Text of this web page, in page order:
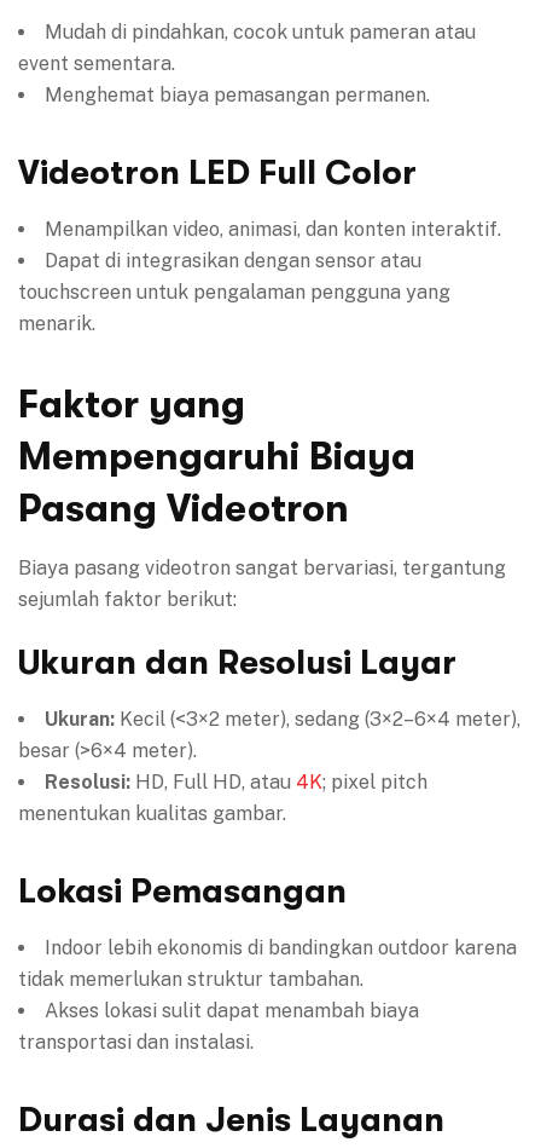
Mudah di pindahkan, cocok untuk pameran atau
event sementara.
Menghemat biaya pemasangan permanen.
Videotron LED Full Color
Menampilkan video, animasi, dan konten interaktif.
Dapat di integrasikan dengan sensor atau
touchscreen untuk pengalaman pengguna yang
menarik.
Faktor yang
Mempengaruhi Biaya
Pasang Videotron
Biaya pasang videotron sangat bervariasi, tergantung
sejumlah faktor berikut:
Ukuran dan Resolusi Layar
Ukuran: Kecil (<3×2 meter), sedang (3×2–6×4 meter),
besar (>6×4 meter).
Resolusi: HD, Full HD, atau 4K; pixel pitch
menentukan kualitas gambar.
Lokasi Pemasangan
Indoor lebih ekonomis di bandingkan outdoor karena
tidak memerlukan struktur tambahan.
Akses lokasi sulit dapat menambah biaya
transportasi dan instalasi.
Durasi dan Jenis Layanan